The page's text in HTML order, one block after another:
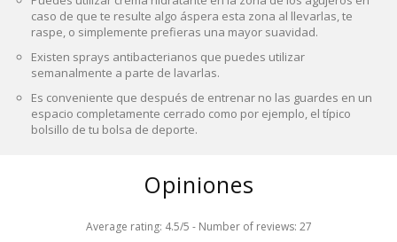
caso de que te resulte algo áspera esta zona al llevarlas, te
raspe, o simplemente prefieras una mayor suavidad.
Existen sprays antibacterianos que puedes utilizar
semanalmente a parte de lavarlas.
Es conveniente que después de entrenar no las guardes en un
espacio completamente cerrado como por ejemplo, el típico
bolsillo de tu bolsa de deporte.
Opiniones
Average rating: 4.5/5 - Number of reviews: 27